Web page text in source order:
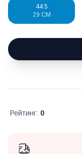
44.5
29 СМ
Рейтинг: 0